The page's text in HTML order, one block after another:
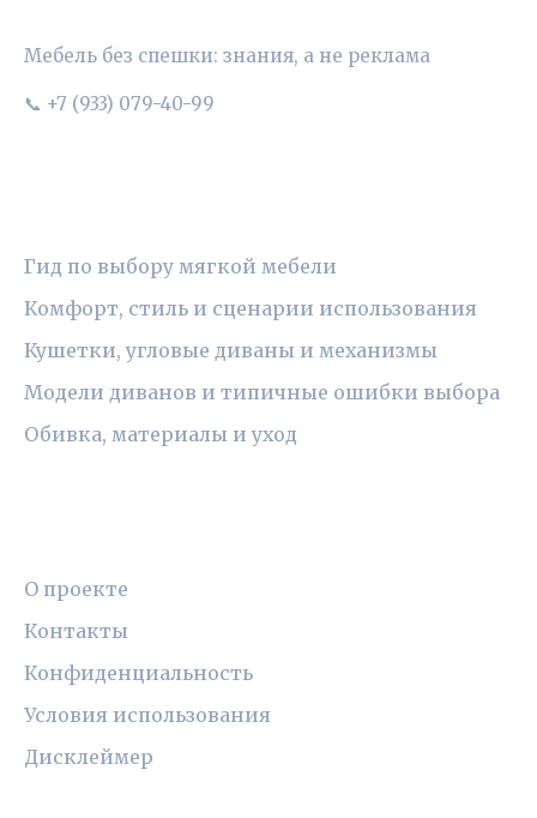
Мебель без спешки: знания, а не реклама
📞 +7 (933) 079-40-99
Гид по выбору мягкой мебели
Комфорт, стиль и сценарии использования
Кушетки, угловые диваны и механизмы
Модели диванов и типичные ошибки выбора
Обивка, материалы и уход
О проекте
Контакты
Конфиденциальность
Условия использования
Дисклеймер